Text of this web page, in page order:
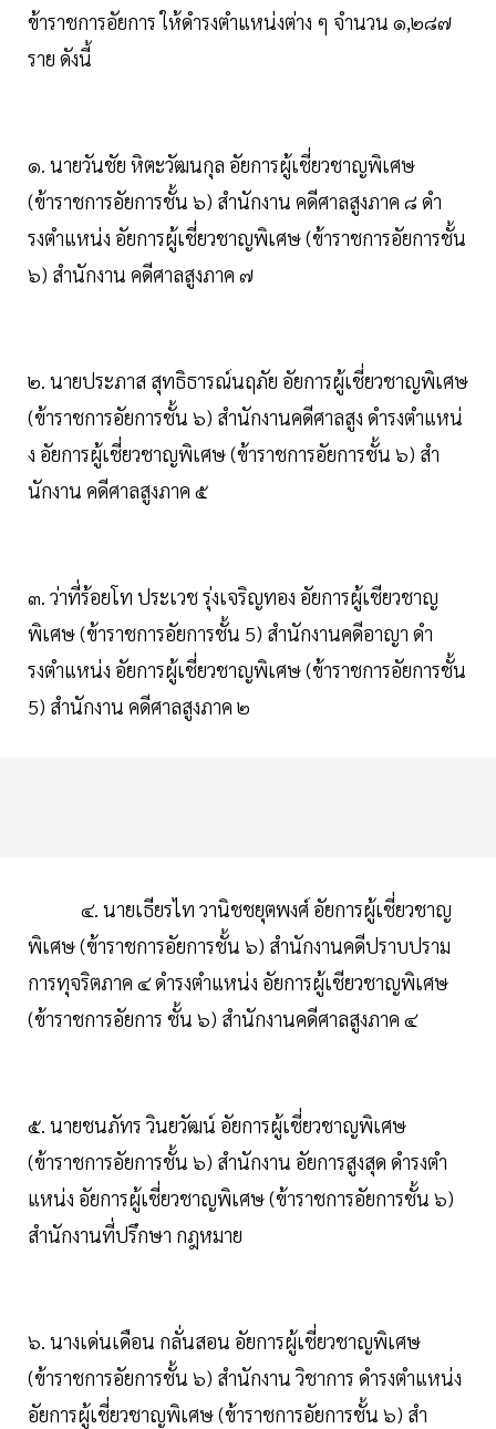
ข้าราชการอัยการ ให้ดํารงตําแหน่งต่าง ๆ จํานวน ๑,๒๘๗
ราย ดังนี้
๑. นายวันชัย หิตะวัฒนกุล อัยการผู้เชี่ยวชาญพิเศษ
(ข้าราชการอัยการชั้น ๖) สํานักงาน คดีศาลสูงภาค ๘ ดํา
รงตําแหน่ง อัยการผู้เชี่ยวชาญพิเศษ (ข้าราชการอัยการชั้น
๖) สํานักงาน คดีศาลสูงภาค ๗
๒. นายประภาส สุทธิธารณ์นฤภัย อัยการผู้เชี่ยวชาญพิเศษ
(ข้าราชการอัยการชั้น ๖) สํานักงานคดีศาลสูง ดํารงตําแหน่
ง อัยการผู้เชี่ยวชาญพิเศษ (ข้าราชการอัยการชั้น ๖) สํา
นักงาน คดีศาลสูงภาค ๕
๓. ว่าที่ร้อยโท ประเวช รุ่งเจริญทอง อัยการผู้เชียวชาญ
พิเศษ (ข้าราชการอัยการชั้น 5) สํานักงานคดีอาญา ดํา
รงตําแหน่ง อัยการผู้เชี่ยวชาญพิเศษ (ข้าราชการอัยการชั้น
5) สํานักงาน คดีศาลสูงภาค ๒
๔. นายเธียรไท วานิชชยุตพงศ์ อัยการผู้เชี่ยวชาญ
พิเศษ (ข้าราชการอัยการชั้น ๖) สํานักงานคดีปราบปราม
การทุจริตภาค ๔ ดํารงตําแหน่ง อัยการผู้เชียวชาญพิเศษ
(ข้าราชการอัยการ ชั้น ๖) สํานักงานคดีศาลสูงภาค ๔
๕. นายชนภัทร วินยวัฒน์ อัยการผู้เชี่ยวชาญพิเศษ
(ข้าราชการอัยการชั้น ๖) สํานักงาน อัยการสูงสุด ดํารงตํา
แหน่ง อัยการผู้เชี่ยวชาญพิเศษ (ข้าราชการอัยการชั้น ๖)
สํานักงานที่ปรึกษา กฎหมาย
๖. นางเด่นเดือน กลั่นสอน อัยการผู้เชี่ยวชาญพิเศษ
(ข้าราชการอัยการชั้น ๖) สํานักงาน วิชาการ ดํารงตําแหน่ง
อัยการผู้เชี่ยวชาญพิเศษ (ข้าราชการอัยการชั้น ๖) สํา